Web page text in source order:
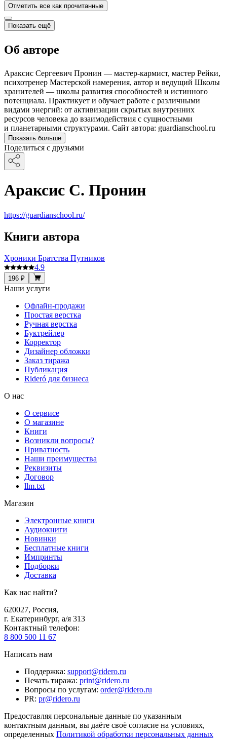
Отметить все как прочитанные
Показать ещё
Об авторе
Араксис Сергеевич Пронин — мастер-кармист, мастер Рейки,
психотренер Мастерской намерения, автор и ведущий Школы
хранителей — школы развития способностей и истинного
потенциала. Практикует и обучает работе с различными
видами энергий: от активизации скрытых внутренних
ресурсов человека до взаимодействия с сущностными
и планетарными структурами. Сайт автора: guardianschool.ru
Показать больше
Поделиться с друзьями
Араксис С. Пронин
https://guardianschool.ru/
Книги автора
Хроники Братства Путников
4.9
196 ₽
Наши услуги
Офлайн-продажи
Простая верстка
Ручная верстка
Буктрейлер
Корректор
Дизайнер обложки
Заказ тиража
Публикация
Rideró для бизнеса
О нас
О сервисе
О магазине
Книги
Возникли вопросы?
Приватность
Наши преимущества
Реквизиты
Договор
llm.txt
Магазин
Электронные книги
Аудиокниги
Новинки
Бесплатные книги
Импринты
Подборки
Доставка
Как нас найти?
620027, Россия,
г. Екатеринбург, а/я 313
Контактный телефон:
8 800 500 11 67
Написать нам
Поддержка: support@ridero.ru
Печать тиража: print@ridero.ru
Вопросы по услугам: order@ridero.ru
PR: pr@ridero.ru
Предоставляя персональные данные по указанным
контактным данным, вы даёте своё согласие на условиях,
определенных Политикой обработки персональных данных